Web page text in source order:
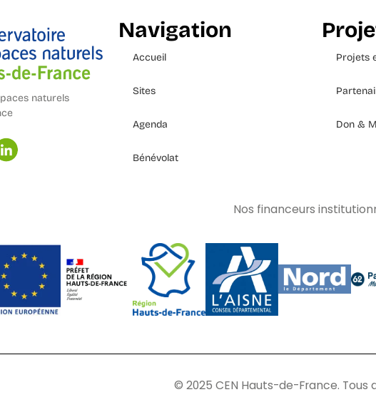
naturels
Navigation
Accueil
Sites
Agenda
Bénévolat
Projets
Don &
Nos financeurs
© 2025 CEN Hauts-de-France. Tous